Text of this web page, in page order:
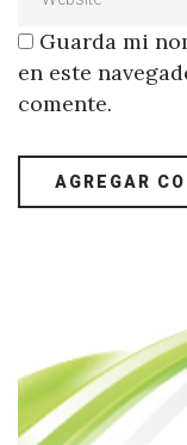
Guarda mi
en este
comente.